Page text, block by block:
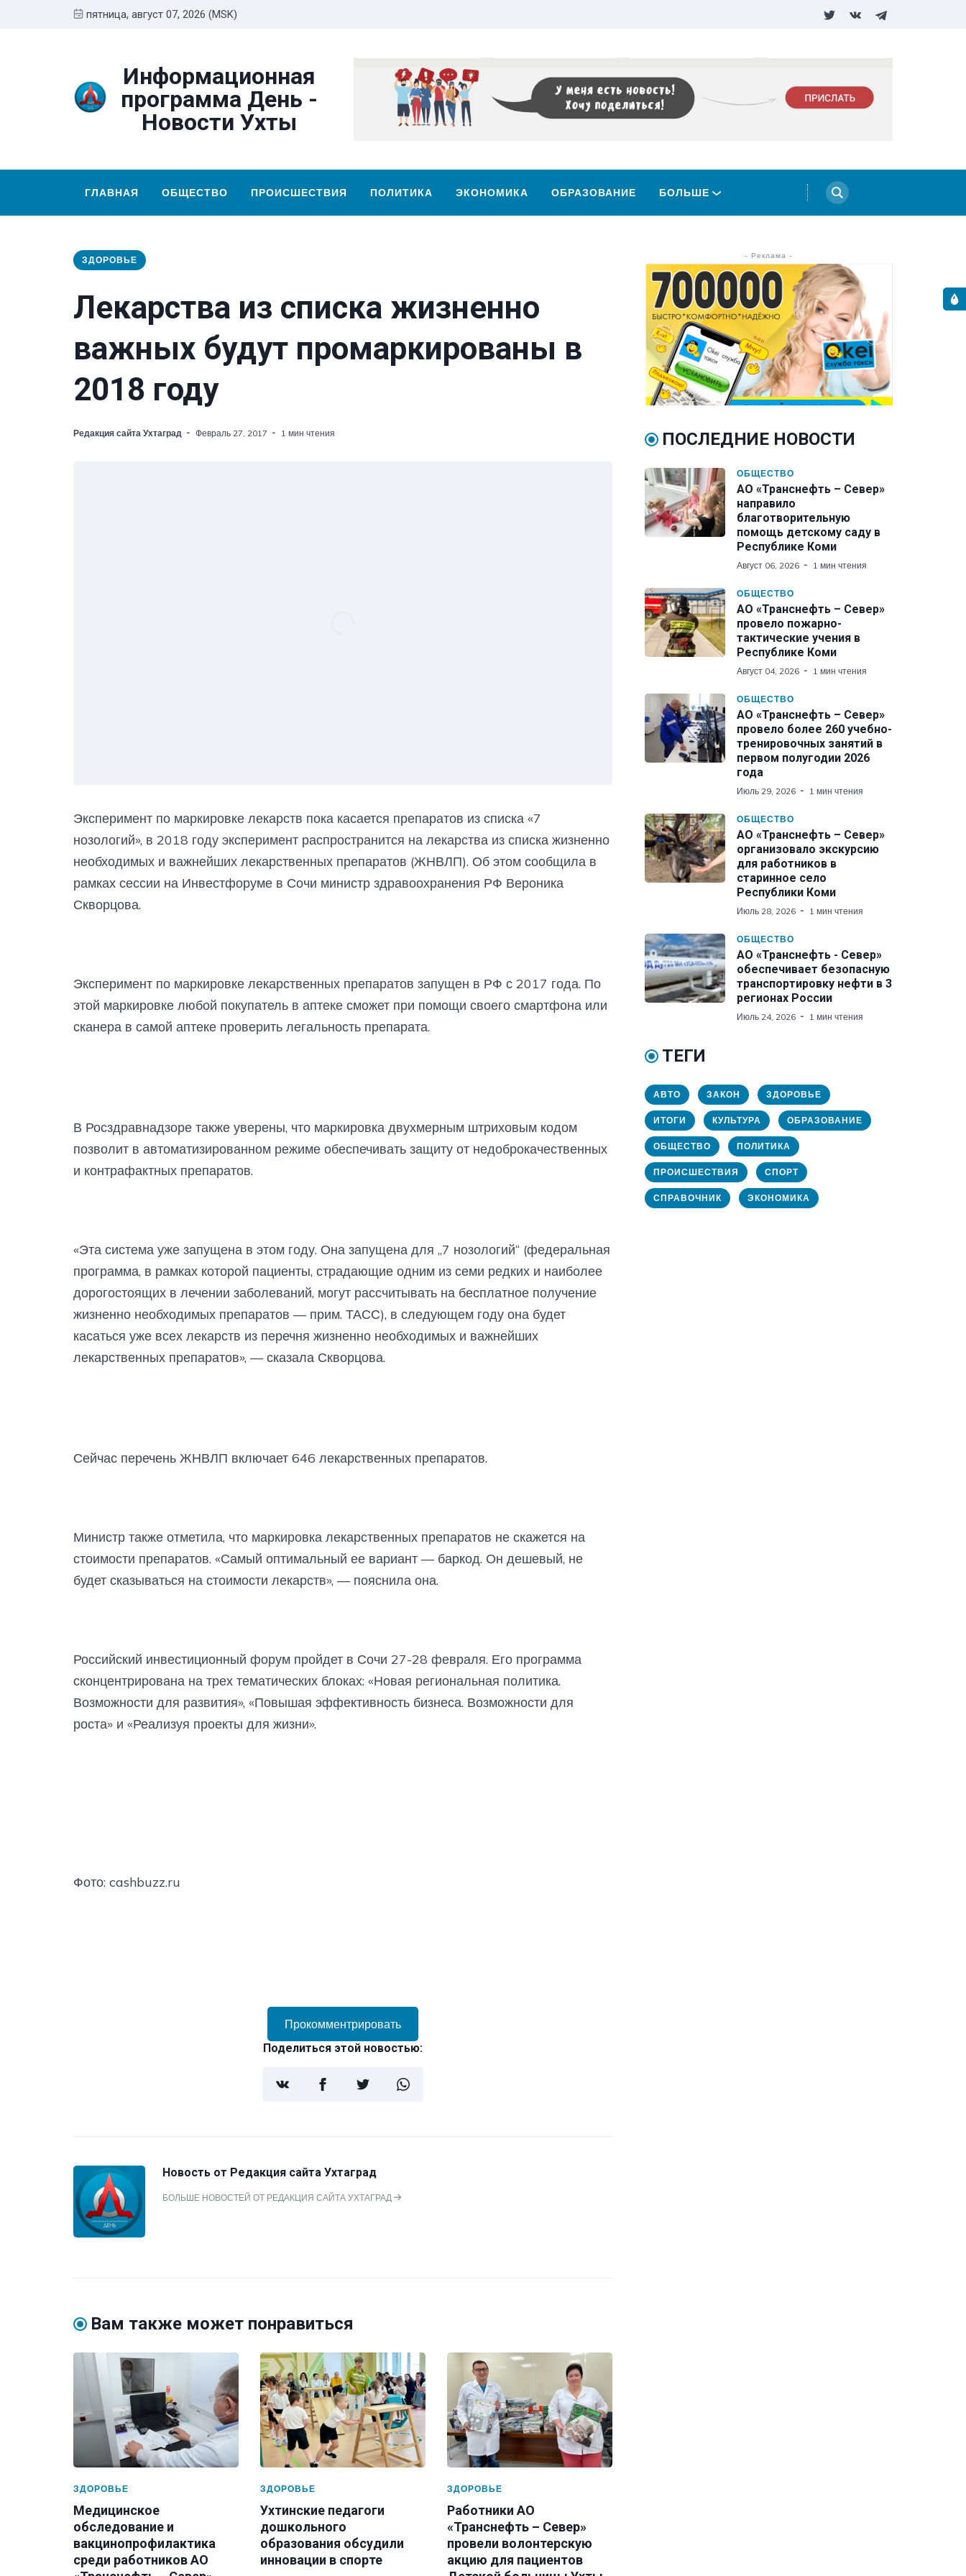
пятница, август 07, 2026 (MSK)
Информационная
программа День -
Новости Ухты
ГЛАВНАЯ ОБЩЕСТВО ПРОИСШЕСТВИЯ ПОЛИТИКА ЭКОНОМИКА ОБРАЗОВАНИЕ БОЛЬШЕ
ЗДОРОВЬЕ
Лекарства из списка жизненно
важных будут промаркированы в
2018 году
Редакция сайта Ухтаград Февраль 27, 2017 1 мин чтения
Эксперимент по маркировке лекарств пока касается препаратов из списка «7
нозологий», в 2018 году эксперимент распространится на лекарства из списка жизненно
необходимых и важнейших лекарственных препаратов (ЖНВЛП). Об этом сообщила в
рамках сессии на Инвестфоруме в Сочи министр здравоохранения РФ Вероника
Скворцова.
Эксперимент по маркировке лекарственных препаратов запущен в РФ с 2017 года. По
этой маркировке любой покупатель в аптеке сможет при помощи своего смартфона или
сканера в самой аптеке проверить легальность препарата.
В Росздравнадзоре также уверены, что маркировка двухмерным штриховым кодом
позволит в автоматизированном режиме обеспечивать защиту от недоброкачественных
и контрафактных препаратов.
«Эта система уже запущена в этом году. Она запущена для „7 нозологий“ (федеральная
программа, в рамках которой пациенты, страдающие одним из семи редких и наиболее
дорогостоящих в лечении заболеваний, могут рассчитывать на бесплатное получение
жизненно необходимых препаратов — прим. ТАСС), в следующем году она будет
касаться уже всех лекарств из перечня жизненно необходимых и важнейших
лекарственных препаратов», — сказала Скворцова.
Сейчас перечень ЖНВЛП включает 646 лекарственных препаратов.
Министр также отметила, что маркировка лекарственных препаратов не скажется на
стоимости препаратов. «Самый оптимальный ее вариант — баркод. Он дешевый, не
будет сказываться на стоимости лекарств», — пояснила она.
Российский инвестиционный форум пройдет в Сочи 27-28 февраля. Его программа
сконцентрирована на трех тематических блоках: «Новая региональная политика.
Возможности для развития», «Повышая эффективность бизнеса. Возможности для
роста» и «Реализуя проекты для жизни».
Фото: cashbuzz.ru
Прокомментрировать
Поделиться этой новостью:
Новость от Редакция сайта Ухтаград
БОЛЬШЕ НОВОСТЕЙ ОТ РЕДАКЦИЯ САЙТА УХТАГРАД
Вам также может понравиться
ЗДОРОВЬЕ
Медицинское
обследование и
вакцинопрофилактика
среди работников АО
ЗДОРОВЬЕ
Ухтинские педагоги
дошкольного
образования обсудили
инновации в спорте
ЗДОРОВЬЕ
Работники АО
«Транснефть – Север»
провели волонтерскую
акцию для пациентов
- Реклама -
ПОСЛЕДНИЕ НОВОСТИ
ОБЩЕСТВО
АО «Транснефть – Север»
направило
благотворительную
помощь детскому саду в
Республике Коми
Август 06, 2026 1 мин чтения
ОБЩЕСТВО
АО «Транснефть – Север»
провело пожарно-
тактические учения в
Республике Коми
Август 04, 2026 1 мин чтения
ОБЩЕСТВО
АО «Транснефть – Север»
провело более 260 учебно-
тренировочных занятий в
первом полугодии 2026
года
Июль 29, 2026 1 мин чтения
ОБЩЕСТВО
АО «Транснефть – Север»
организовало экскурсию
для работников в
старинное село
Республики Коми
Июль 28, 2026 1 мин чтения
ОБЩЕСТВО
АО «Транснефть - Север»
обеспечивает безопасную
транспортировку нефти в 3
регионах России
Июль 24, 2026 1 мин чтения
ТЕГИ
АВТО ЗАКОН ЗДОРОВЬЕ
ИТОГИ КУЛЬТУРА ОБРАЗОВАНИЕ
ОБЩЕСТВО ПОЛИТИКА
ПРОИСШЕСТВИЯ СПОРТ
СПРАВОЧНИК ЭКОНОМИКА